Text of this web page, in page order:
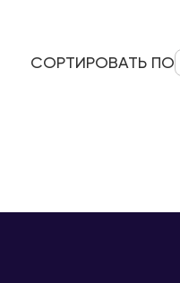
СОРТИРОВАТЬ ПО